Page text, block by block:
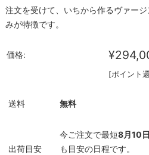
注文を受けて、いちから作るヴァー
みが特徴です。
価格:
[ポイント
送料 無料
出荷目安
今ご注文で最短8月10日
も目安の日程です。